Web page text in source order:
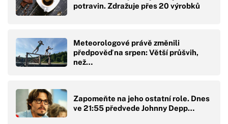
potravin. Zdražuje přes 20 výrobků
Meteorologové právě změnili
předpověď na srpen: Větší průšvih,
než…
Zapomeňte na jeho ostatní role. Dnes
ve 21:55 předvede Johnny Depp…